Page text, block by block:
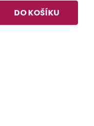
DO KOŠÍKU